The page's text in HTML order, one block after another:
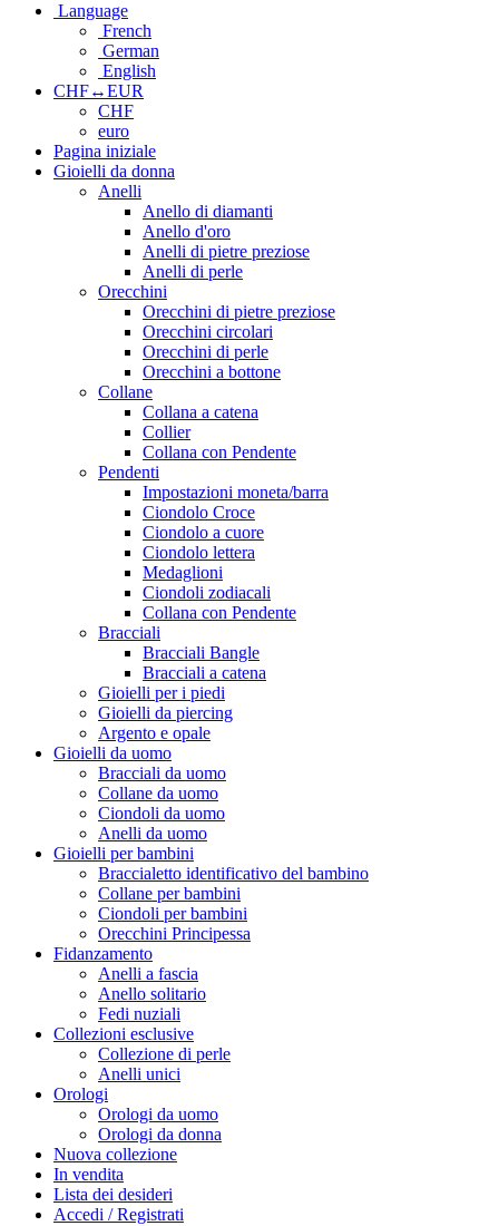
Language
French
German
English
CHF↔EUR
CHF
euro
Pagina iniziale
Gioielli da donna
Anelli
Anello di diamanti
Anello d'oro
Anelli di pietre preziose
Anelli di perle
Orecchini
Orecchini di pietre preziose
Orecchini circolari
Orecchini di perle
Orecchini a bottone
Collane
Collana a catena
Collier
Collana con Pendente
Pendenti
Impostazioni moneta/barra
Ciondolo Croce
Ciondolo a cuore
Ciondolo lettera
Medaglioni
Ciondoli zodiacali
Collana con Pendente
Bracciali
Bracciali Bangle
Bracciali a catena
Gioielli per i piedi
Gioielli da piercing
Argento e opale
Gioielli da uomo
Bracciali da uomo
Collane da uomo
Ciondoli da uomo
Anelli da uomo
Gioielli per bambini
Braccialetto identificativo del bambino
Collane per bambini
Ciondoli per bambini
Orecchini Principessa
Fidanzamento
Anelli a fascia
Anello solitario
Fedi nuziali
Collezioni esclusive
Collezione di perle
Anelli unici
Orologi
Orologi da uomo
Orologi da donna
Nuova collezione
In vendita
Lista dei desideri
Accedi / Registrati